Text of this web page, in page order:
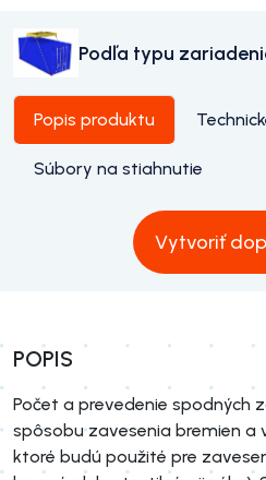
Podľa typu
Popis produktu
Súbory na stiahnutie
Vytvoriť
POPIS
Počet a prevedenie spodných
spôsobu zavesenia bremien a
ktoré budú použité pre